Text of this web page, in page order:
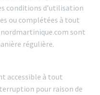
conditions d’utilisation
ou complétées à tout
sont
régulière.
accessible à tout
pour raison de